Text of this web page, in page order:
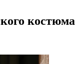
костюма